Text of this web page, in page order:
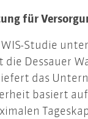
für
Studie
Dessauer
das
basiert